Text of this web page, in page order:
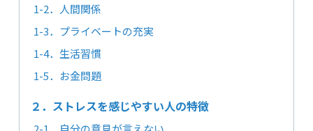
1-2．人間関係
1-3．プライベートの充実
1-4．生活習慣
1-5．お金問題
２．ストレスを感じやすい人の特徴